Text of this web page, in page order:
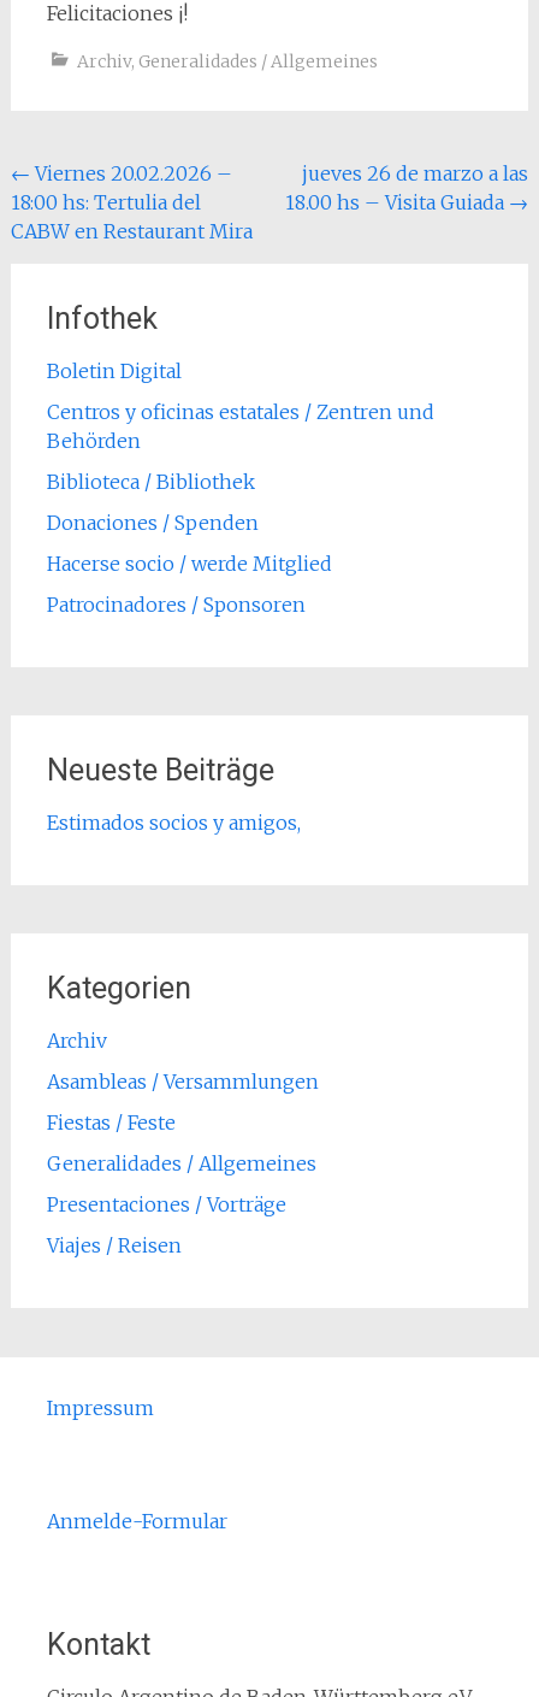
Felicitaciones ¡!
Archiv, Generalidades / Allgemeines
Post
navigation
← Viernes 20.02.2026 –
18:00 hs: Tertulia del
CABW en Restaurant Mira
jueves 26 de marzo a las
18.00 hs – Visita Guiada →
Infothek
Boletin Digital
Centros y oficinas estatales / Zentren und
Behörden
Biblioteca / Bibliothek
Donaciones / Spenden
Hacerse socio / werde Mitglied
Patrocinadores / Sponsoren
Neueste Beiträge
Estimados socios y amigos,
Kategorien
Archiv
Asambleas / Versammlungen
Fiestas / Feste
Generalidades / Allgemeines
Presentaciones / Vorträge
Viajes / Reisen
Impressum
Anmelde-Formular
Kontakt